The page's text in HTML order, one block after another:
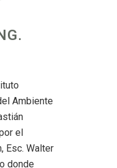
Ambiente
el
Esc. Walter
donde